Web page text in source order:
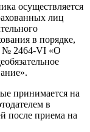
осуществляется
лиц
в порядке,
№ 2464-VI «О
принимается на
в
после приема на